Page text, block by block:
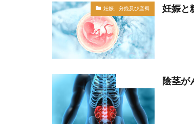
妊娠、分娩及び産褥 妊娠と
陰茎が